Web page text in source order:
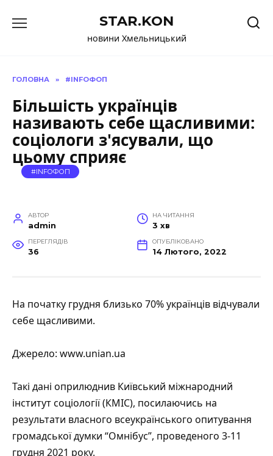
до
STAR.KON
новини Хмельницький
ГОЛОВНА » #INFOФОП
Більшість українців
називають себе щасливими:
соціологи з'ясували, що
цьому сприяє
#INFOФОП
АВТОР
admin
НА ЧИТАННЯ
3 хв
ПЕРЕГЛЯДІВ
36
ОПУБЛІКОВАНО
14 Лютого, 2022
На початку грудня близько 70% українців відчували
себе щасливими.
Джерело: www.unian.ua
Такі дані оприлюднив Київський міжнародний
інститут соціології(КМІС), посилаючись на
результати власного всеукраїнського опитування
громадської думки “Омнібус”, проведеного 3-11
грудня 2021 року.